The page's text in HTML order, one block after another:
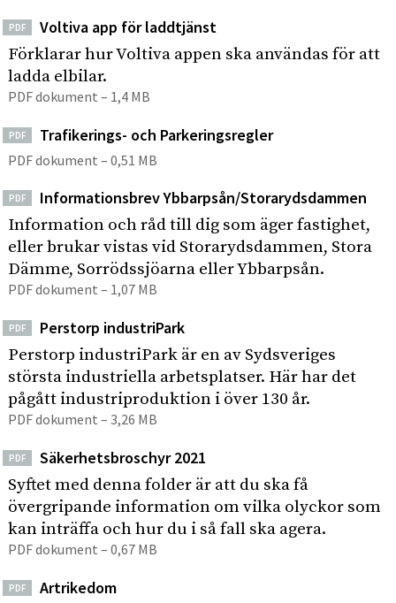
PDF
Voltiva app för laddtjänst
Förklarar hur Voltiva appen ska användas för att
ladda elbilar.
PDF dokument – 1,4 MB
PDF Trafikerings- och Parkeringsregler
PDF dokument – 0,51 MB
PDF
Informationsbrev Ybbarpsån/Storarydsdammen
Information och råd till dig som äger fastighet,
eller brukar vistas vid Storarydsdammen, Stora
Dämme, Sorrödssjöarna eller Ybbarpsån.
PDF dokument – 1,07 MB
PDF
Perstorp industriPark
Perstorp industriPark är en av Sydsveriges
största industriella arbetsplatser. Här har det
pågått industriproduktion i över 130 år.
PDF dokument – 3,26 MB
PDF
Säkerhetsbroschyr 2021
Syftet med denna folder är att du ska få
övergripande information om vilka olyckor som
kan inträffa och hur du i så fall ska agera.
PDF dokument – 0,67 MB
PDF
Artrikedom